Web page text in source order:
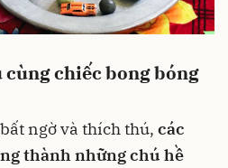
cùng chiếc bong bóng
ngờ và thích thú, các
thành những chú hề